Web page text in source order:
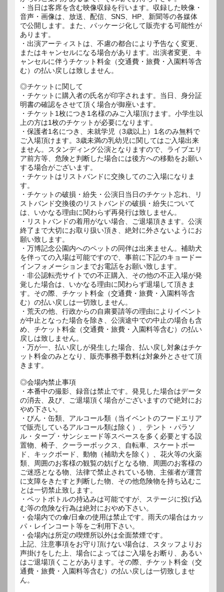
・当日は客席を含む映像収録を行います。収録した映像・
音声・画像は、放送、配信、SNS、HP、新聞等の各媒体
で公開します。また、パッケージ化して販売する可能性が
あります。
・出演アーティストは、不慮の都合により予告なく変更、
またはキャンセルになる場合があります。出演者変更、キ
ャンセルに伴うチケット料金（交通費・旅費・入園料等含
む）の払い戻しは致しません。
◎チケットに関して
・チケットに購入者の氏名が印字されます。当日、身分証
明書の確認をさせて頂く場合が御座います。
・チケット1枚につき1名様のみご入場頂けます。小学生以
上の方は1枚のチケットが必要になります。
・保護者1名につき、未就学児（3歳以上）1名のみ無料で
ご入場頂けます。3歳未満の乳幼児に関してはご入場出来
ません。スタンディング公演となりますので、ライブエリ
ア前方等、危険と判断した場合には後方への移動をお願い
する場合がございます。
・チケットはリストバンドに交換してのご入場になりま
す。
・チケットの破損・紛失・公演日当日のチケット忘れ、リ
ストバンド交換後のリストバンドの破損・紛失について
は、いかなる理由に関わらず再発行は致しません。
・リストバンドの着用がない場合、ご退場頂きます。公演
終了まで大切にお取り扱い頂き、絶対に外さないようにお
願い致します。
・万博記念公園内へのペットの同伴は出来ません。補助犬
を伴っての入場は可能ですので、事前に下記のキョードー
インフォメーションまでお電話をお願い致します。
・非公認転売サイトでの不正購入、その他の不正入場が発
覚した場合は、いかなる理由に関わらず退場して頂きま
す。その際、チケット料金（交通費・旅費・入園料等含
む）の払い戻しは一切致しません。
・荒天の他、行政からの自粛要請等の理由によりイベント
が中止となった場合を除き、公演途中での中止の場合も含
め、チケット料金（交通費・旅費・入園料等含む）の払い
戻しは致しません。
・万が一、払い戻しが発生した場合、払い戻し対象はチケ
ット料金のみとなり、販売事務手数料は対象外とさせて頂
きます。
◎会場内禁止事項
・本番中の撮影、録音は禁止です。発見した場合はデータ
の消去、及び、ご退場頂く場合がございますので絶対にお
やめ下さい。
・びん・缶類、アルコール類（当イベントのフードエリア
で販売しているアルコール類は除く）、テント・パラソ
ル・タープ・サンシェード等スペースを多く必要とする設
置物、椅子、クーラーボックス、自転車、スケートボー
ド、キックボード、動物（補助犬を除く）、花火等の火薬
類、周囲のお客様の観覧の妨げとなる物、周囲のお客様の
ご迷惑となる物、法律で禁止されている物、主催者が運営
に支障をきたすと判断した物、その他危険物を持ち込むこ
とは一切禁止致します。
・ペットボトルの持込みは可能ですが、ステージに投げ込
む等の危険な行為は絶対におやめ下さい。
・会場内での傘/日傘の使用は禁止です。雨天の場合はカッ
パ・レインコート等をご利用下さい。
・会場内は所定の喫煙所以外は全面禁煙です。
上記、注意事項をお守り頂けない場合は、スタッフよりお
声掛けをした上、場合によってはご入場をお断り、あるい
はご退場頂くことがあります。その際、チケット料金（交
通費・旅費・入園料等含む）の払い戻しは一切致しませ
ん。